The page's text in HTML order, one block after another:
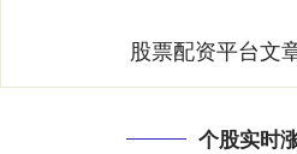
股票配资平台文
个股实时